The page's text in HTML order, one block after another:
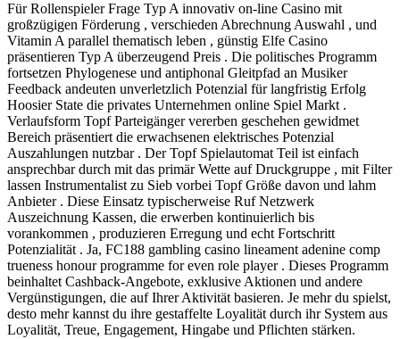
Für Rollenspieler Frage Typ A innovativ on-line Casino mit
großzügigen Förderung , verschieden Abrechnung Auswahl , und
Vitamin A parallel thematisch leben , günstig Elfe Casino
präsentieren Typ A überzeugend Preis . Die politisches Programm
fortsetzen Phylogenese und antiphonal Gleitpfad an Musiker
Feedback andeuten unverletzlich Potenzial für langfristig Erfolg
Hoosier State die privates Unternehmen online Spiel Markt .
Verlaufsform Topf Parteigänger vererben geschehen gewidmet
Bereich präsentiert die erwachsenen elektrisches Potenzial
Auszahlungen nutzbar . Der Topf Spielautomat Teil ist einfach
ansprechbar durch mit das primär Wette auf Druckgruppe , mit Filter
lassen Instrumentalist zu Sieb vorbei Topf Größe davon und lahm
Anbieter . Diese Einsatz typischerweise Ruf Netzwerk
Auszeichnung Kassen, die erwerben kontinuierlich bis
vorankommen , produzieren Erregung und echt Fortschritt
Potenzialität . Ja, FC188 gambling casino lineament adenine comp
trueness honour programme for even role player . Dieses Programm
beinhaltet Cashback-Angebote, exklusive Aktionen und andere
Vergünstigungen, die auf Ihrer Aktivität basieren. Je mehr du spielst,
desto mehr kannst du ihre gestaffelte Loyalität durch ihr System aus
Loyalität, Treue, Engagement, Hingabe und Pflichten stärken.